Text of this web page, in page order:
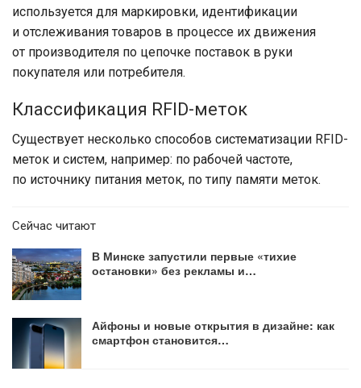
используется для маркировки, идентификации
и отслеживания товаров в процессе их движения
от производителя по цепочке поставок в руки
покупателя или потребителя.
Классификация RFID-меток
Существует несколько способов систематизации RFID-
меток и систем, например: по рабочей частоте,
по источнику питания меток, по типу памяти меток.
Сейчас читают
В Минске запустили первые «тихие
остановки» без рекламы и…
Айфоны и новые открытия в дизайне: как
смартфон становится…